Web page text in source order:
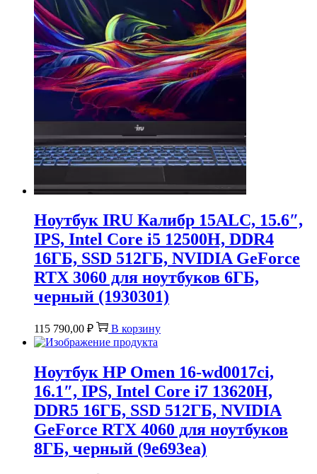
Ноутбук IRU Калибр 15ALC, 15.6″,
IPS, Intel Core i5 12500H, DDR4
16ГБ, SSD 512ГБ, NVIDIA GeForce
RTX 3060 для ноутбуков 6ГБ,
черный (1930301)
115 790,00 ₽ В корзину
Ноутбук HP Omen 16-wd0017ci,
16.1″, IPS, Intel Core i7 13620H,
DDR5 16ГБ, SSD 512ГБ, NVIDIA
GeForce RTX 4060 для ноутбуков
8ГБ, черный (9e693ea)